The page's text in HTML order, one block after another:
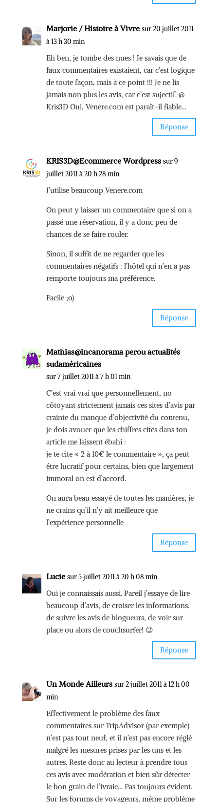
Marjorie / Histoire à Vivre sur 20 juillet 2011
à 13 h 30 min
Eh ben, je tombe des nues ! Je savais que de
faux commentaires existaient, car c’est logique
de toute façon, mais à ce point !!! Je ne lis
jamais non plus les avis, car c’est sujectif. @
Kris3D Oui, Venere.com est paraît-il fiable…
Réponse
KRIS3D@Ecommerce Wordpress sur 9
juillet 2011 à 20 h 28 min
J’utilise beaucoup Venere.com
On peut y laisser un commentaire que si on a
passé une réservation, il y a donc peu de
chances de se faire rouler.
Sinon, il suffit de ne regarder que les
commentaires négatifs : l’hôtel qui n’en a pas
remporte toujours ma préférence.
Facile ;o)
Réponse
Mathias@incanorama perou actualités
sudaméricaines
sur 7 juillet 2011 à 7 h 01 min
C’est vrai vrai que personnellement, no
côtoyant strictement jamais ces sites d’avis par
crainte du manque d’objectivité du contenu,
je dois avouer que les chiffres cités dans ton
article me laissent ébahi :
je te cite « 2 à 10€ le commentaire », ça peut
être lucratif pour certains, bien que largement
immoral on est d’accord.
On aura beau essayé de toutes les manières, je
ne crains qu’il n’y ait meilleure que
l’expérience personnelle
Réponse
Lucie sur 5 juillet 2011 à 20 h 08 min
Oui je connaissais aussi. Pareil j’essaye de lire
beaucoup d’avis, de croiser les informations,
de suivre les avis de blogueurs, de voir sur
place ou alors de couchsurfer! 😉
Réponse
Un Monde Ailleurs sur 2 juillet 2011 à 12 h 00
min
Effectivement le problème des faux
commentaires sur TripAdvisor (par exemple)
n’est pas tout neuf, et il n’est pas encore réglé
malgré les mesures prises par les uns et les
autres. Reste donc au lecteur à prendre tous
ces avis avec modération et bien sûr détecter
le bon grain de l’ivraie… Pas toujours évident.
Sur les forums de voyageurs, même problème